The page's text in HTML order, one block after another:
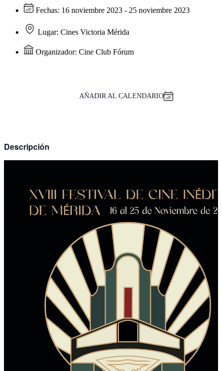
Fechas: 16 noviembre 2023 - 25 noviembre 2023
Lugar: Cines Victoria Mérida
Organizador: Cine Club Fórum
AÑADIR AL CALENDARIO
Descripción